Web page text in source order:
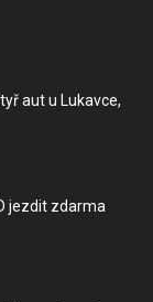
aut u Lukavce,
jezdit zdarma